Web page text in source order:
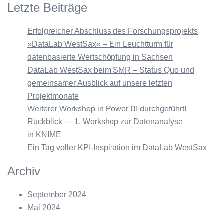
Letzte Beiträge
Erfolgreicher Abschluss des Forschungsprojekts
»DataLab WestSax« – Ein Leuchtturm für
datenbasierte Wertschöpfung in Sachsen
DataLab WestSax beim SMR – Status Quo und
gemeinsamer Ausblick auf unsere letzten
Projektmonate
Weiterer Workshop in Power BI durchgeführt!
Rückblick — 1. Workshop zur Datenanalyse
in KNIME
Ein Tag voller KPI-Inspiration im DataLab WestSax
Archiv
September 2024
Mai 2024